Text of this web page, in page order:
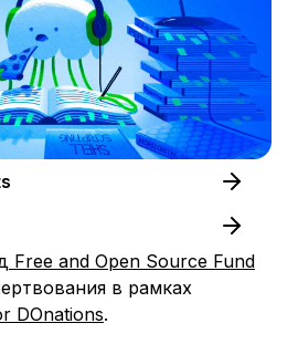
Free and Open Source Fund
в рамках
DOnations.